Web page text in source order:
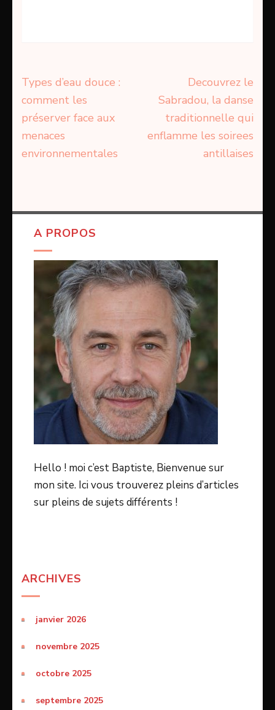
Navigation
de
l’article
Types d’eau douce :
comment les
préserver face aux
menaces
environnementales
Decouvrez le
Sabradou, la danse
traditionnelle qui
enflamme les soirees
antillaises
A PROPOS
Hello ! moi c’est Baptiste, Bienvenue sur
mon site. Ici vous trouverez pleins d’articles
sur pleins de sujets différents !
ARCHIVES
janvier 2026
novembre 2025
octobre 2025
septembre 2025